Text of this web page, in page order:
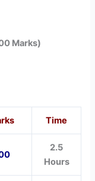
Marks)
Time
2.5
Hours